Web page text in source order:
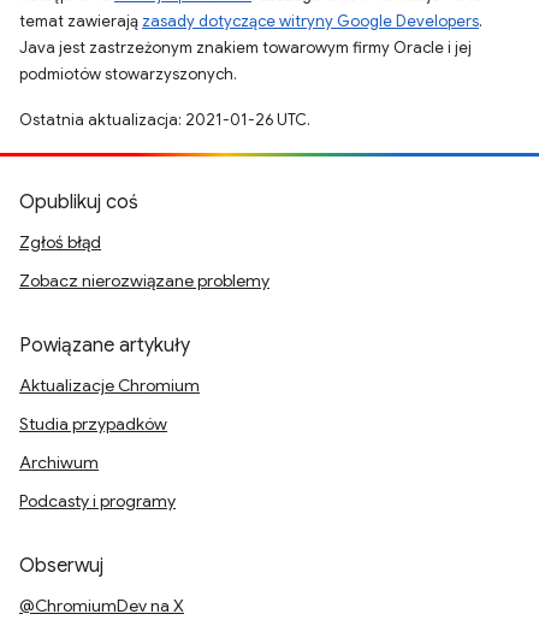
temat zawierają zasady dotyczące witryny Google Developers.
Java jest zastrzeżonym znakiem towarowym firmy Oracle i jej
podmiotów stowarzyszonych.
Ostatnia aktualizacja: 2021-01-26 UTC.
Opublikuj coś
Zgłoś błąd
Zobacz nierozwiązane problemy
Powiązane artykuły
Aktualizacje Chromium
Studia przypadków
Archiwum
Podcasty i programy
Obserwuj
@ChromiumDev na X